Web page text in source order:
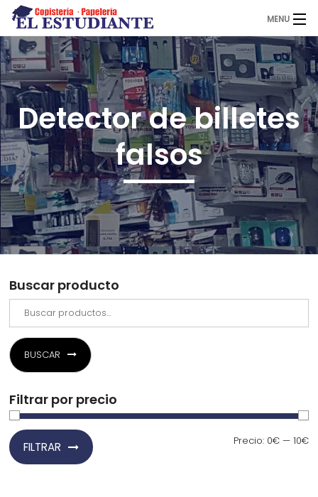
MENU
El Estudiante
Copistería
Papelería
Servicios
Novedades
¿Quiénes Somos?
Contacto
0,00€
Detector de billetes
falsos
Buscar producto
BUSCAR
Filtrar por precio
Precio
mínimo
Precio
máximo
FILTRAR Precio: 0€— 10€